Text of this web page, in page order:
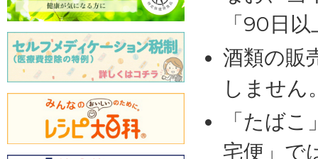
「90日
酒類の販
しません
「たば
宅便」で